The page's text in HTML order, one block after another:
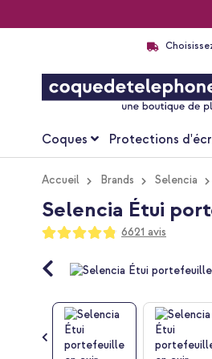
Coques Protections
Accueil Brands Selencia
Selencia Étui
Notation:
96
100
6621 avis
Passer
fin
la